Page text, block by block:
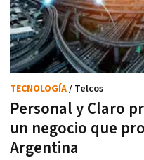
Personal y Claro
un negocio que
Argentina
TECNOLOGÍA/ Telcos